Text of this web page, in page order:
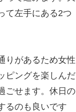
て左手にある2つ
りがあるため女性
ピングを楽しんだ
ごせます。休日の
るのも良いです